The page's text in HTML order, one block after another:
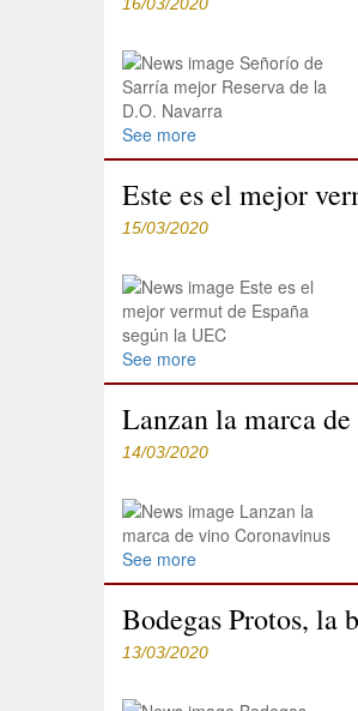
See more
Este es el mejor
15/03/2020
See more
Lanzan la marca
14/03/2020
See more
Bodegas Protos, la
13/03/2020